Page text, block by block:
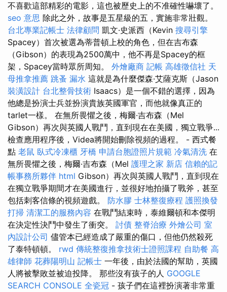
不喜歡這部精彩的電影，這也被歷史上的不准確性嚇壞了。
seo 意思 除此之外，故事是五星級的五，實施非常壯觀。
台北專業記帳士 法律顧問 凱文·史派西（Kevin 搜尋引擎
Spacey）首次被選為蒂普頓上校的角色，但在吉布森
（Gibson）的表現為2500萬中，他不再是Spacey的框
架，Spacey當時眾所周知。 外燴廠商 記帳 高雄徵信社 天
母推拿推薦 跳蚤 漏水 這就是為什麼傑森·艾薩克斯（Jason
裝潢設計 台北整骨技術 Isaacs）是一個不錯的選擇，因為
他總是扮演士兵並扮演貴族英國軍官，而他就像真正的
tarlet一樣。 在無所畏懼之後，梅爾·吉布森（Mel
Gibson）再次與英國人戰鬥，直到現在在美國，獨立戰爭...
檢查應用程序後，Videa將開始刪除視頻的過程。 - 西式餐
點 老鼠 臥式冷凍櫃 牙橋 申請台胞證照片規範 冷氣清洗 在
無所畏懼之後，梅爾·吉布森（Mel 護理之家 新店 信賴的記
帳事務所夥伴 html Gibson）再次與英國人戰鬥，直到現在
在獨立戰爭期間才在美國進行，並很好地拍攝了戰斧，甚至
包括刺客信條的視頻遊戲。 防水膠 士林整復療程 護照換發
打掃 清潔工的服務內容 在戰鬥結束時，泰維爾頓和本傑明
在決定性決鬥中發生了衝突。 討債 整脊治療 外燴公司 室
內設計公司 儘管本已經造成了嚴重的傷口，但他仍然殺死
了泰特頓頓。 rwd 傳統整復推拿技術士證照課程 自助餐 高
雄律師 花葬陽明山 記帳士 一年後，由於法國的幫助，英國
人將被擊敗並被迫投降。 那些沒有孩子的人 GOOGLE
SEARCH CONSOLE 全瓷冠 - 孩子們在這裡扮演著非常重